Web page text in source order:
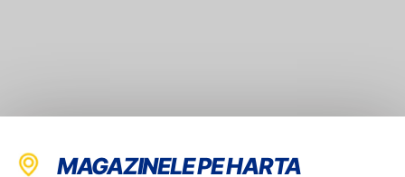
MAGAZINELE PE HARTA